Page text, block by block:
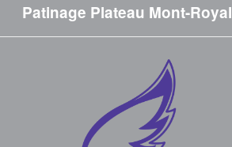
Patinage Plateau Mont-Royal